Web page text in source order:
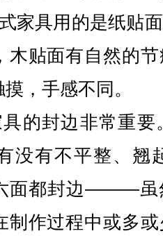
具用的是纸贴面
木贴面有自然的
，手感不同。
封边非常重要
没有不平整、翘
面都封边———虽
制作过程中或多